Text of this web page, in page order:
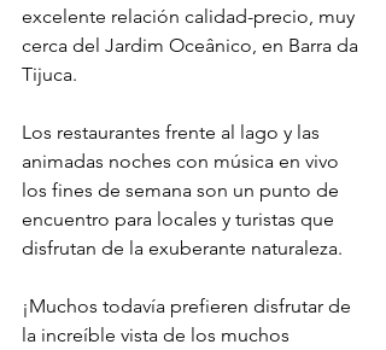
excelente relación calidad-precio, muy
cerca del Jardim Oceânico, en Barra da
Tijuca.
Los restaurantes frente al lago y las
animadas noches con música en vivo
los fines de semana son un punto de
encuentro para locales y turistas que
disfrutan de la exuberante naturaleza.
¡Muchos todavía prefieren disfrutar de
la increíble vista de los muchos